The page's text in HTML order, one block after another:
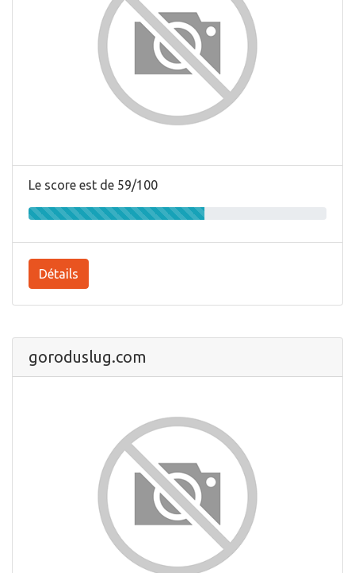
Le score est de 59/100
Détails
goroduslug.com